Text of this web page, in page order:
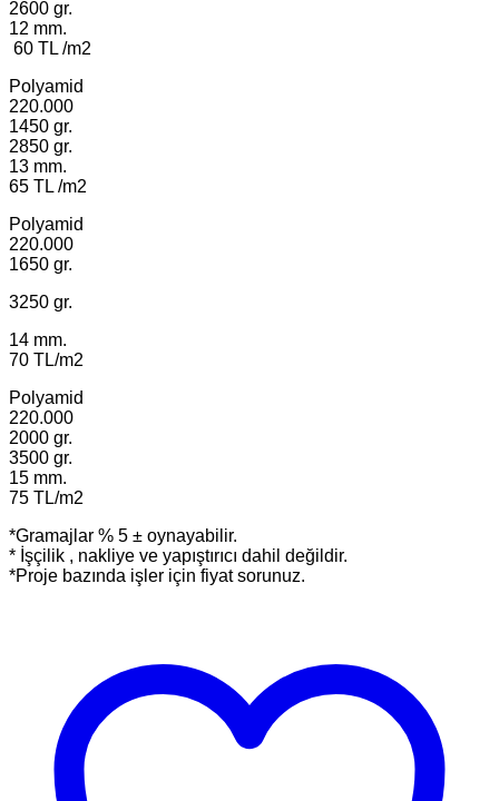
2600 gr.
12 mm.
60 TL /m2
Polyamid
220.000
1450 gr.
2850 gr.
13 mm.
65 TL /m2
Polyamid
220.000
1650 gr.
3250 gr.
14 mm.
70 TL/m2
Polyamid
220.000
2000 gr.
3500 gr.
15 mm.
75 TL/m2
*Gramajlar % 5 ± oynayabilir.
* İşçilik , nakliye ve yapıştırıcı dahil değildir.
*Proje bazında işler için fiyat sorunuz.